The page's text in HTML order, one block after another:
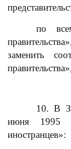
по
заменить
10. В
июня 1995
иностранцев»: